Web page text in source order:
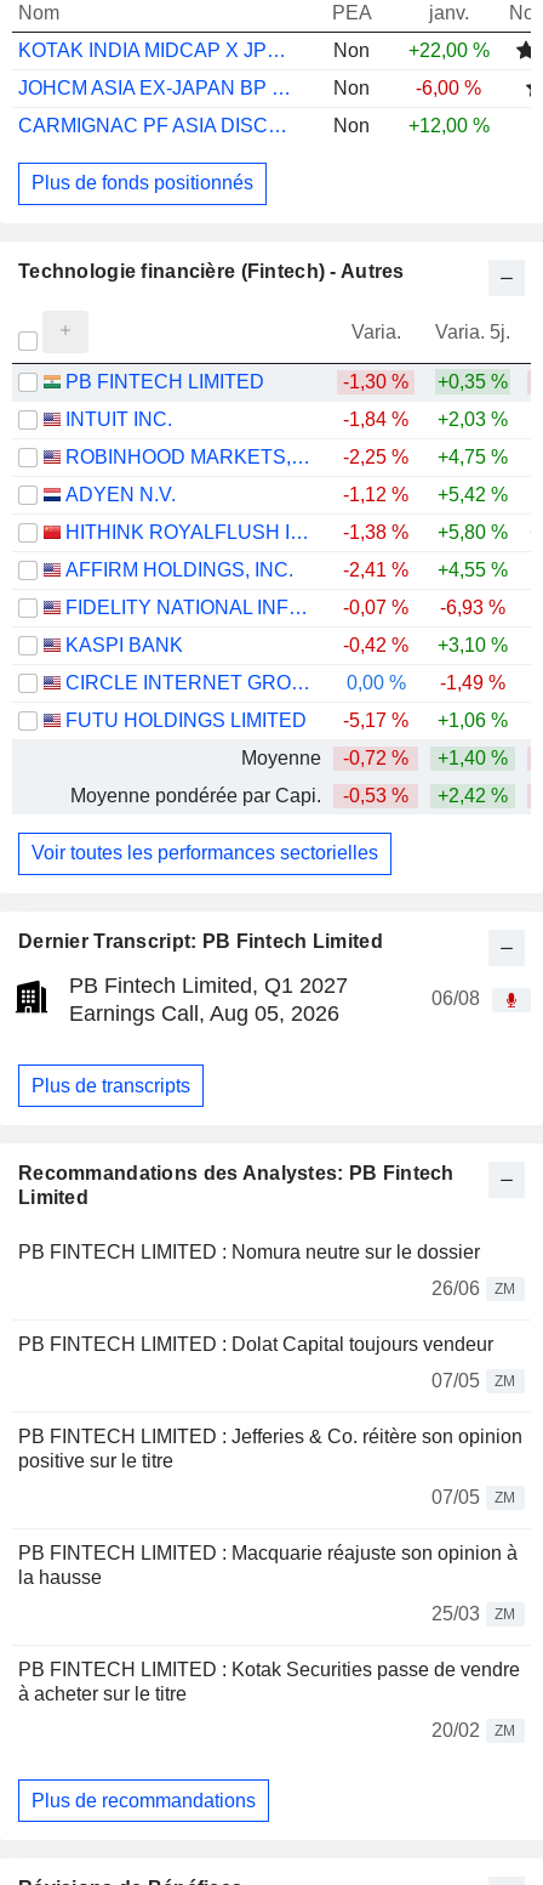
Dernier Transcript: PB Fintech Limited
PB Fintech Limited, Q1 2027
Earnings Call, Aug 05, 2026
06/08
Plus de transcripts
Recommandations des Analystes: PB Fintech
Limited
PB FINTECH LIMITED : Nomura neutre sur le dossier
26/06
ZM
PB FINTECH LIMITED : Dolat Capital toujours vendeur
07/05
ZM
PB FINTECH LIMITED : Jefferies & Co. réitère son opinion
positive sur le titre
07/05
ZM
PB FINTECH LIMITED : Macquarie réajuste son opinion à
la hausse
25/03
ZM
PB FINTECH LIMITED : Kotak Securities passe de vendre
à acheter sur le titre
20/02
ZM
Plus de recommandations
Nom PEA
janv.
KOTAK INDIA MIDCAP X JPY INC
Non
+22,00 %
JOHCM ASIA EX-JAPAN BP EUR INC
Non
-6,00 %
CARMIGNAC PF ASIA DISCOVERY A EUR ACC
Non +12,00 %
Plus de fonds positionnés
Technologie financière (Fintech) - Autres
Varia. Varia. 5j.
PB FINTECH LIMITED -1,30 % +0,35 %
INTUIT INC.
-1,84 % +2,03 %
ROBINHOOD MARKETS, INC.
-2,25 % +4,75 %
ADYEN N.V.
-1,12 % +5,42 %
HITHINK ROYALFLUSH INFORMATION NETWORK CO., LTD.
-1,38 % +5,80 %
AFFIRM HOLDINGS, INC.
-2,41 % +4,55 %
FIDELITY NATIONAL INFORMATION SERVICES, INC.
-0,07 % -6,93 %
KASPI BANK
-0,42 % +3,10 %
CIRCLE INTERNET GROUP, INC.
0,00 % -1,49 %
FUTU HOLDINGS LIMITED
-5,17 % +1,06 %
Moyenne
-0,72 % +1,40 %
Moyenne pondérée par Capi.
-0,53 % +2,42 %
Voir toutes les performances sectorielles